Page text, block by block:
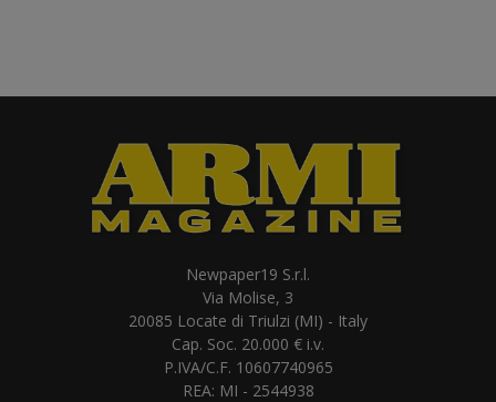
Newpaper19 S.r.l.
Via Molise, 3
20085 Locate di Triulzi (MI) - Italy
Cap. Soc. 20.000 € i.v.
P.IVA/C.F. 10607740965
REA: MI - 2544938